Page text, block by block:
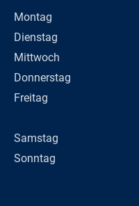
Montag
Dienstag
Mittwoch
Donnerstag
Freitag
Samstag
Sonntag